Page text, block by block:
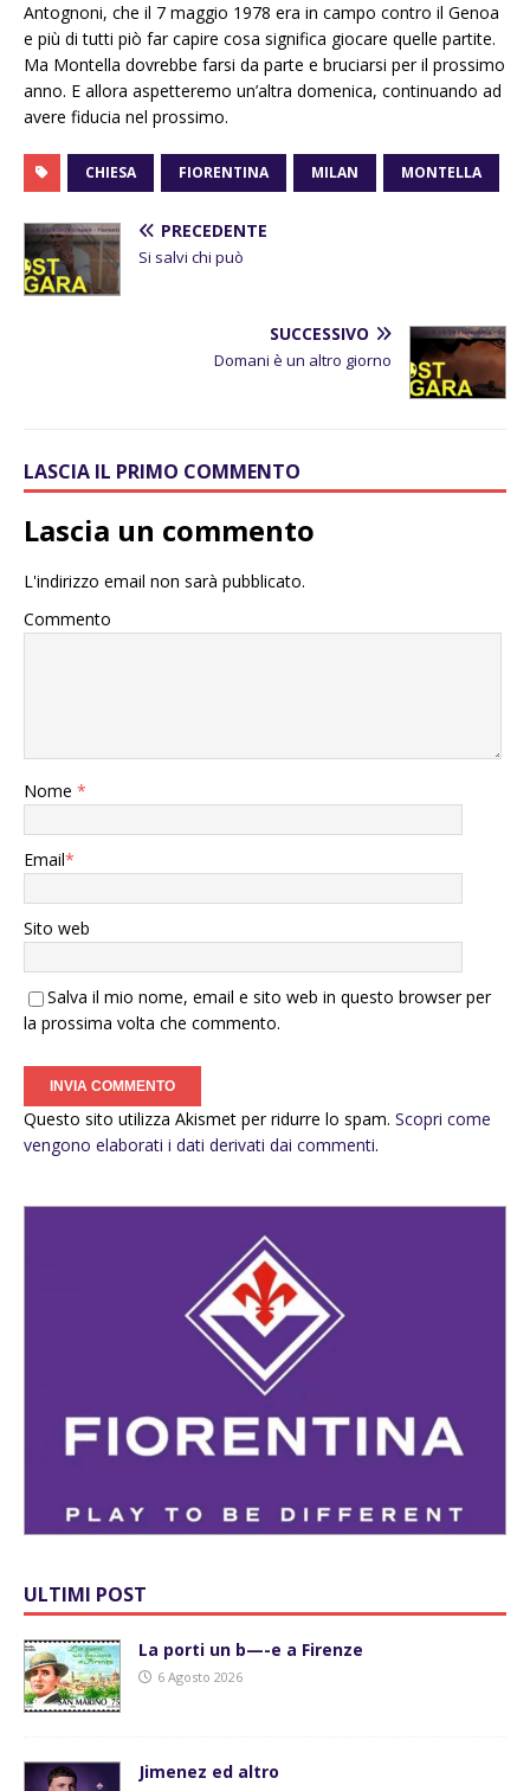
Antognoni, che il 7 maggio 1978 era in campo contro il Genoa
e più di tutti piò far capire cosa significa giocare quelle partite.
Ma Montella dovrebbe farsi da parte e bruciarsi per il prossimo
anno. E allora aspetteremo un’altra domenica, continuando ad
avere fiducia nel prossimo.
CHIESA FIORENTINA MILAN MONTELLA
PRECEDENTE
Si salvi chi può
SUCCESSIVO
Domani è un altro giorno
LASCIA IL PRIMO COMMENTO
Lascia un commento
L'indirizzo email non sarà pubblicato.
Commento
Nome *
Email*
Sito web
Salva il mio nome, email e sito web in questo browser per
la prossima volta che commento.
Questo sito utilizza Akismet per ridurre lo spam. Scopri come
vengono elaborati i dati derivati dai commenti.
ULTIMI POST
La porti un b—-e a Firenze
6 Agosto 2026
Jimenez ed altro